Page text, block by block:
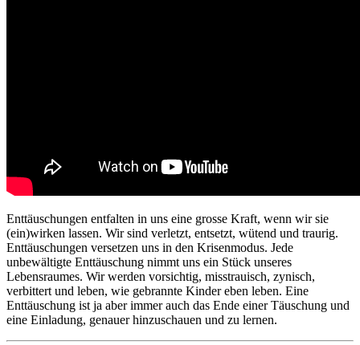
Enttäuschungen entfalten in uns eine grosse Kraft, wenn wir sie
(ein)wirken lassen. Wir sind verletzt, entsetzt, wütend und traurig.
Enttäuschungen versetzen uns in den Krisenmodus. Jede
unbewältigte Enttäuschung nimmt uns ein Stück unseres
Lebensraumes. Wir werden vorsichtig, misstrauisch, zynisch,
verbittert und leben, wie gebrannte Kinder eben leben. Eine
Enttäuschung ist ja aber immer auch das Ende einer Täuschung und
eine Einladung, genauer hinzuschauen und zu lernen.